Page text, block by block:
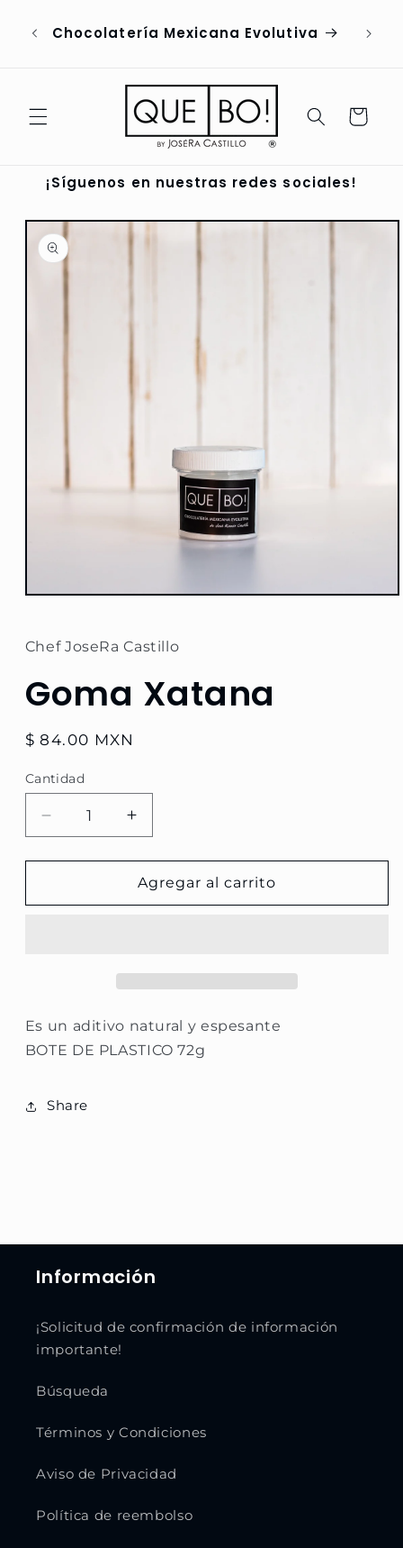
al contenidoChocolatería Mexicana Evolutiva
Carrito
¡Síguenos en nuestras redes sociales!
directamente
información
del producto
Abrir
1
en
ventana
modal
Chef JoseRa Castillo
Goma Xatana
Precio
$ 84.00 MXN
Cantidad
Reducir
cantidad
para
Xatana
Aumentar
cantidad
para
Goma
Xatana
Agregar al carrito
Es un aditivo natural y espesante
BOTE DE PLASTICO 72g
Share
Información
¡Solicitud de confirmación de información
importante!
Búsqueda
Términos y Condiciones
Aviso de Privacidad
Política de reembolso